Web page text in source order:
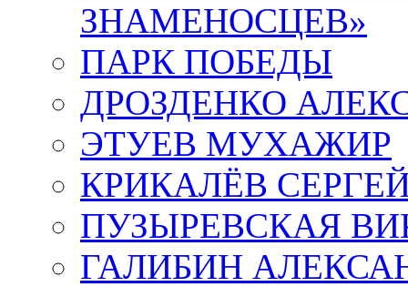
ЗНАМЕНОСЦЕВ»
ПАРК ПОБЕДЫ
ДРОЗДЕНКО
ЭТУЕВ МУХАЖИР
КРИКАЛЁВ
ПУЗЫРЕВСКАЯ
ГАЛИБИН